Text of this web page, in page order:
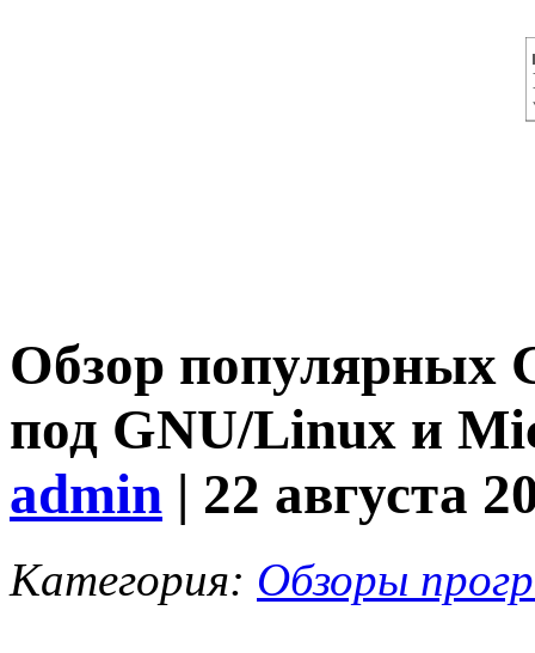
Обзор популярных
под GNU/Linux и
admin | 22 августа
Категория: Обзоры